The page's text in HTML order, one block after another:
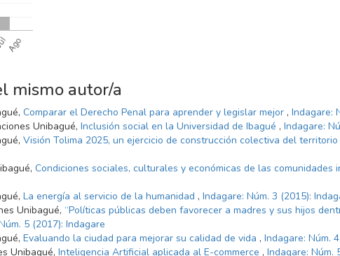
mismo autor/a
Comparar el Derecho Penal para aprender y legislar mejor , Indagare:
Unibagué, Inclusión social en la Universidad de Ibagué , Indagare:
Visión Tolima 2025, un ejercicio de construcción colectiva del
Condiciones sociales, culturales y económicas de las comunidades
La energía al servicio de la humanidad , Indagare: Núm. 3 (2015):
Unibagué, “Políticas públicas deben favorecer a madres y sus hijos
5 (2017): Indagare
Evaluando la ciudad para mejorar su calidad de vida , Indagare: Núm.
Unibagué, Inteligencia Artificial aplicada al E-commerce , Indagare: Núm.